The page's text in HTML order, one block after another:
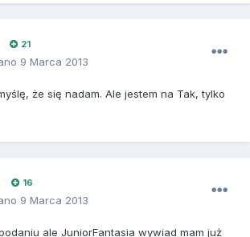
21
9 Marca 2013
że się nadam. Ale jestem na Tak, tylko
16
9 Marca 2013
ale JuniorFantasia wywiad mam już